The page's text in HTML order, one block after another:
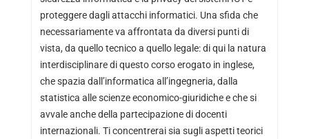
proteggere dagli attacchi informatici. Una sfida che
necessariamente va affrontata da diversi punti di
vista, da quello tecnico a quello legale: di qui la natura
interdisciplinare di questo corso erogato in inglese,
che spazia dall’informatica all’ingegneria, dalla
statistica alle scienze economico-giuridiche e che si
avvale anche della partecipazione di docenti
internazionali. Ti concentrerai sia sugli aspetti teorici